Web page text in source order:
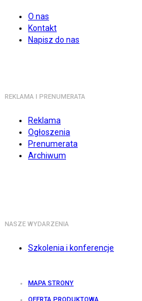
O nas
Kontakt
Napisz do nas
REKLAMA I PRENUMERATA
Reklama
Ogłoszenia
Prenumerata
Archiwum
NASZE WYDARZENIA
Szkolenia i konferencje
MAPA STRONY